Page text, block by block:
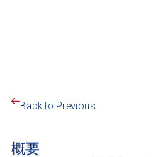
Back to Previous
概要